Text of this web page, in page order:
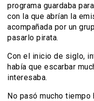
programa guardaba
con la que abrían la
acompañada por un
pasarlo pirata.
Con el inicio de siglo,
había que escarbar
interesaba.
No pasó mucho